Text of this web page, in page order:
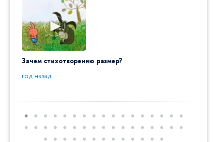
Зачем стихотворению размер?
год назад